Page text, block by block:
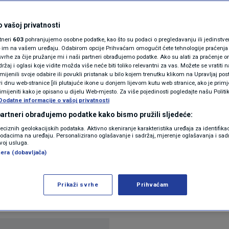
N1(DIS)INFO
FOTO
VIDEO
ulogu Vukovara
Novog dana kod našeg Hrvoja Krešića s
vojske, NATO-u, odnosu s predsjednikom
te ostalim temama.
vašoj privatnosti
603 pohranjujemo osobne podatke, kao što su podaci o pregledavanju ili
na vašem uređaju. Odabirom opcije Prihvaćam omogućit ćete tehnologije praćenja
za čije pružanje mi i naši partneri obrađujemo podatke. Ako su alati za praćenje
i oglasi koje vidite možda više neće biti toliko relevantni za vas. Možete se vratiti
svoje odabire ili povukli pristanak u bilo kojem trenutku klikom na Upravljaj
dnu web-stranice [ili plutajuće ikone u donjem lijevom kutu web stranice, ako je
kako je opisano u dijelu Web-mjesto. Za više pojedinosti pogledajte našu
informacije o vašoj privatnosti
obrađujemo podatke kako bismo pružili sljedeće:
geolokacijskih podataka. Aktivno skeniranje karakteristika uređaja za
na uređaju. Personalizirano oglašavanje i sadržaj, mjerenje oglašavanja i
usluga.
(dobavljača)
Prikaži svrhe Prihvaćam